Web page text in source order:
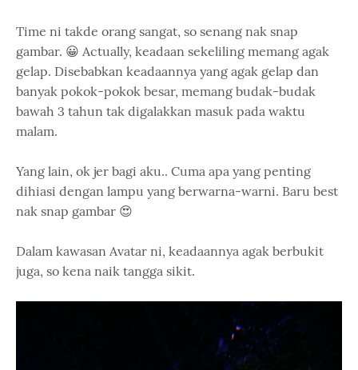
Time ni takde orang sangat, so senang nak snap
gambar. 😀 Actually, keadaan sekeliling memang agak
gelap. Disebabkan keadaannya yang agak gelap dan
banyak pokok-pokok besar, memang budak-budak
bawah 3 tahun tak digalakkan masuk pada waktu
malam.
Yang lain, ok jer bagi aku.. Cuma apa yang penting
dihiasi dengan lampu yang berwarna-warni. Baru best
nak snap gambar 😍
Dalam kawasan Avatar ni, keadaannya agak berbukit
juga, so kena naik tangga sikit.